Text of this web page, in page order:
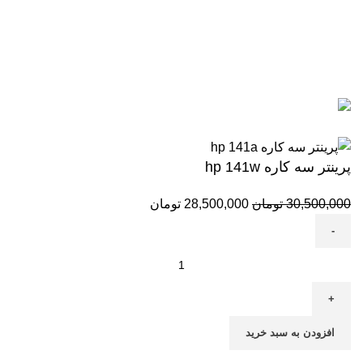
پرینتر سه کاره hp 141w
30,500,000 تومان 28,500,000 تومان
افزودن به سبد خرید